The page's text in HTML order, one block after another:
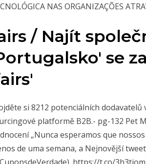
NAS ORGANIZAÇÕES
/ Najít
se
si 8212 potenciálních
platformě B2B.- pg-132 Pet
„Nunca esperamos que
de uma semana, a Nejnovější